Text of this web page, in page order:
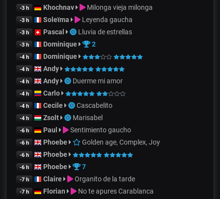
-3 h Khochnav Milonga vieja milonga
-3 h Soleïma Leyenda gaucha
-3 h Pascal Lluvia de estrellas
-3 h Dominique 2
-4 h Dominique
-4 h Andy
-4 h Andy Duerme mi amor
-4 h Carlo
-4 h Cecile Cascabelito
-4 h Zsolt Marisabel
-6 h Paul Sentimiento gaucho
-6 h Phoebe Golden age, Complex, Joy
-6 h Phoebe
-6 h Phoebe 7
-7 h Claire Organito de la tarde
-7 h Florian No te apures Carablanca